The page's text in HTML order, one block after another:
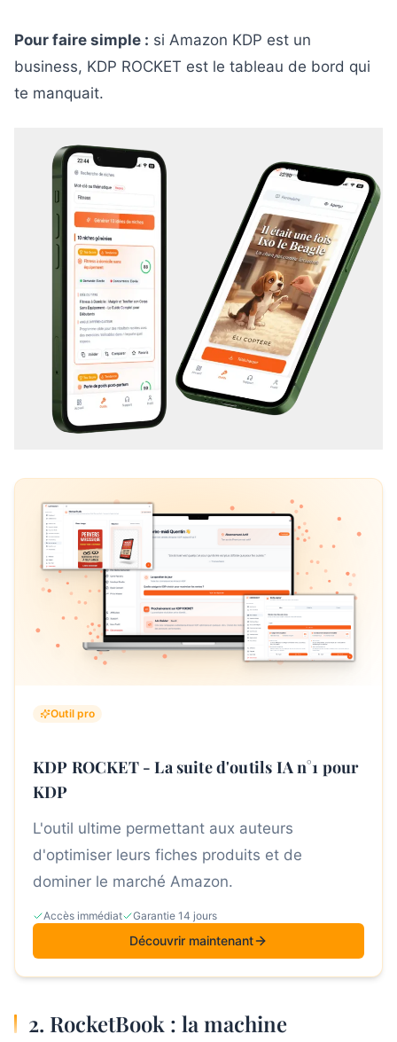
Pour faire simple : si Amazon KDP est un
business, KDP ROCKET est le tableau de bord qui
te manquait.
Outil pro
KDP ROCKET - La suite d'outils IA n°1 pour
KDP
L'outil ultime permettant aux auteurs
d'optimiser leurs fiches produits et de
dominer le marché Amazon.
Accès immédiat Garantie 14 jours
Découvrir maintenant
2. RocketBook : la machine